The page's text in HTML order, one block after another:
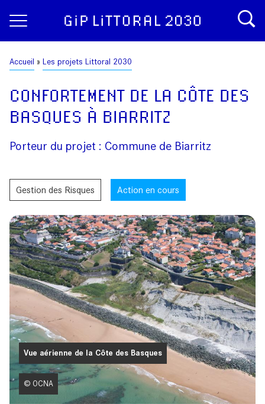
Fil
Accueil Les projets Littoral 2030
CONFORTEMENT DE LA CÔTE DES
BASQUES À BIARRITZ
Porteur du projet : Commune de Biarritz
Gestion des Risques Action en cours
Vue aérienne de la Côte des Basques
© OCNA